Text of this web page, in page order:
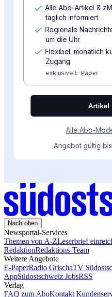
Nach oben
Newsportal-Services
Themen von A-ZLeserbrief
RedaktionRedaktions-Team
Weitere Angebote
E-PaperRadio GrischaTV
AppSüdostschweiz JobsRSS
Verlag
FAQ zum AboKontakt